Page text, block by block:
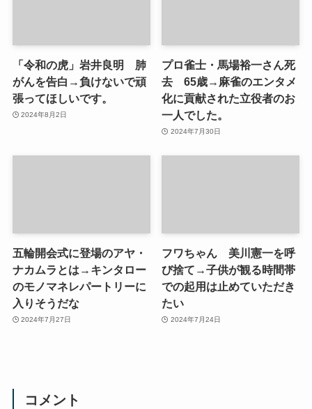
「令和の虎」岩井良明 肺
がんを告白→負けないで頑
張ってほしいです。
2024年8月2日
プロ雀士・馬場裕一さん死
去 65歳→麻雀のエンタメ
化に貢献された立役者のお
一人でした。
2024年7月30日
五輪開会式に登場のアヤ・
ナカムラとは→キンタロー
のモノマネレパートリーに
入りそうだな
2024年7月27日
フワちゃん 美川憲一を呼
び捨て→子供が観る時間帯
での起用は止めていただき
たい
2024年7月24日
コメント